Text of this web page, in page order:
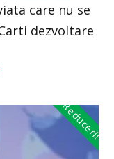
care nu se
dezvoltare
Reduceri!